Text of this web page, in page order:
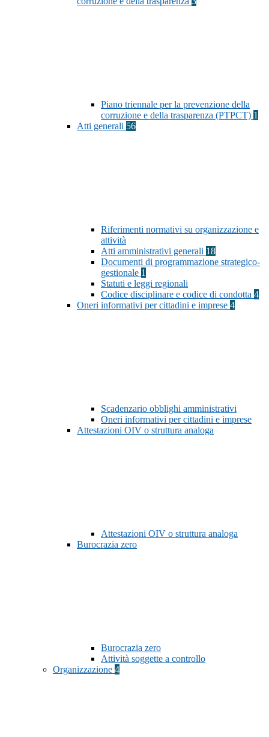
Piano triennale per la prevenzione della
corruzione e della trasparenza (PTPCT) 1
Atti generali 56
Riferimenti normativi su organizzazione e
attività
Atti amministrativi generali 18
Documenti di programmazione strategico-
gestionale 1
Statuti e leggi regionali
Codice disciplinare e codice di condotta 4
Oneri informativi per cittadini e imprese 4
Scadenzario obblighi amministrativi
Oneri informativi per cittadini e imprese
Attestazioni OIV o struttura analoga
Attestazioni OIV o struttura analoga
Burocrazia zero
Burocrazia zero
Attività soggette a controllo
Organizzazione 4